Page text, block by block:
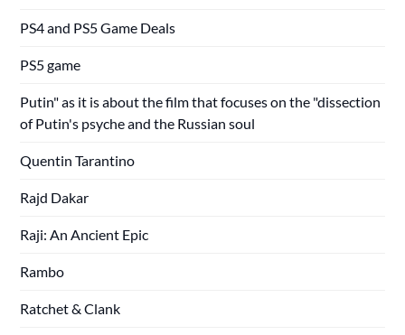
PS4 and PS5 Game Deals
PS5 game
Putin" as it is about the film that focuses on the "dissection
of Putin's psyche and the Russian soul
Quentin Tarantino
Rajd Dakar
Raji: An Ancient Epic
Rambo
Ratchet & Clank